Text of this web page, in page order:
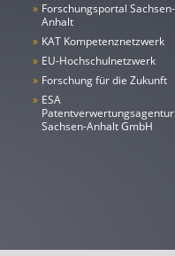
» Forschungsportal Sachsen-
Anhalt
» KAT Kompetenznetzwerk
» EU-Hochschulnetzwerk
» Forschung für die Zukunft
» ESA
Patentverwertungsagentur
Sachsen-Anhalt GmbH